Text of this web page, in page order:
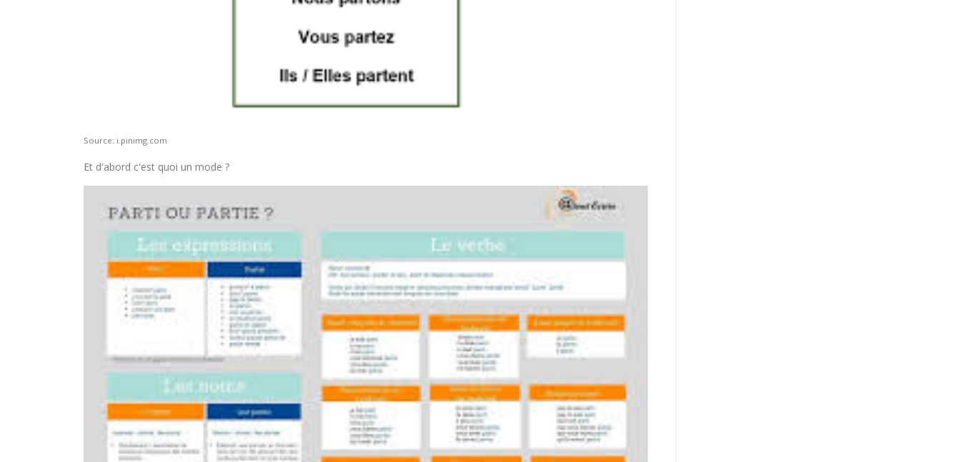
Source: i.pinimg.com
Et d'abord c'est quoi un mode ?